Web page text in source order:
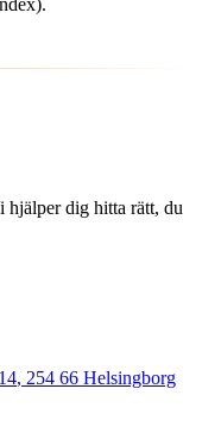
hjälper dig hitta rätt, du
, 254 66 Helsingborg